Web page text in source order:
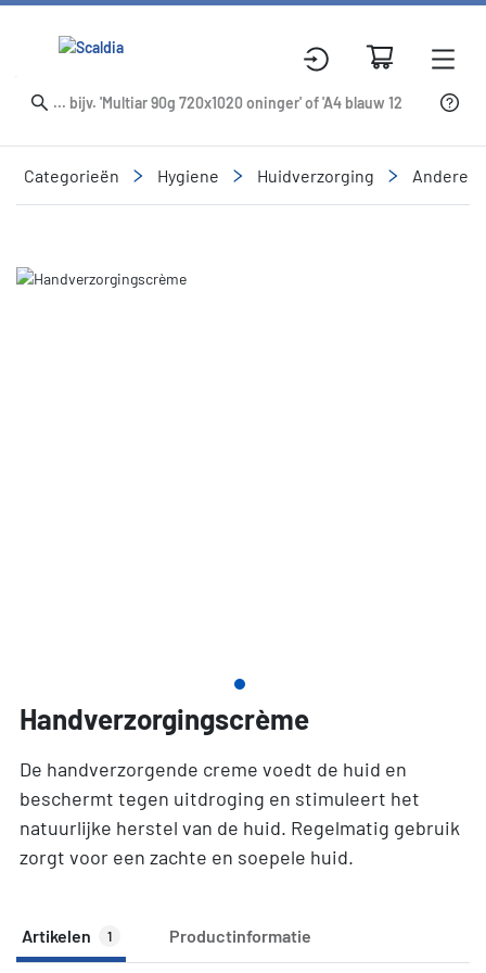
Categorieën Hygiene Huidverzorging Andere
Slide 1 of 1
Handverzorgingscrème
De handverzorgende creme voedt de huid en
beschermt tegen uitdroging en stimuleert het
natuurlijke herstel van de huid. Regelmatig gebruik
zorgt voor een zachte en soepele huid.
Artikelen 1 Productinformatie